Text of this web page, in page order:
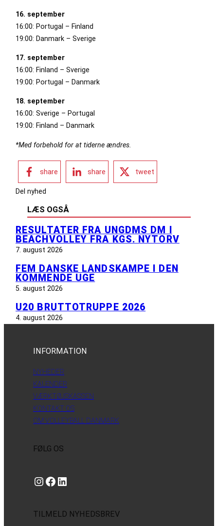
16. september
16:00: Portugal – Finland
19:00: Danmark – Sverige
17. september
16:00: Finland – Sverige
19:00: Portugal – Danmark
18. september
16:00: Sverige – Portugal
19:00: Finland – Danmark
*Med forbehold for at tiderne ændres.
share share tweet
Del nyhed
LÆS OGSÅ
RESULTATER FRA UNGDMS DM I
BEACHVOLLEY FRA KGS. NYTORV
7. august 2026
FEM DANSKE LANDSKAMPE I DEN
KOMMENDE UGE
5. august 2026
U20 BRUTTOTRUPPE 2026
4. august 2026
INFORMATION
NYHEDER
KALENDER
VÆRKTØJSKASSEN
KONTAKT OS
OM VOLLEYBALL DANMARK
FØLG OS
Instagram https://www.facebook.com/danishbeachvolleytour LinkedIn
TILMELD NYHEDSBREV